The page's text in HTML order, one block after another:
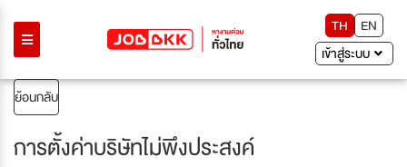
TH
EN
เข้าสู่ระบบ
ย้อนกลับ
การตั้งค่าบริษัทไม่พึงประสงค์